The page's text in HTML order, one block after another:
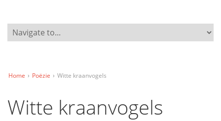
Home › Poëzie › Witte kraanvogels
Witte kraanvogels